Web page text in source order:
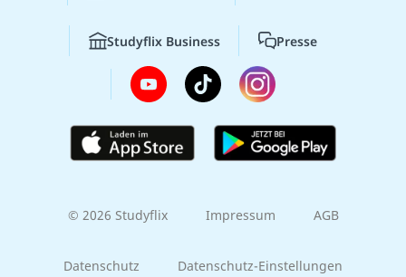
Studyflix Business Presse
© 2026 Studyflix Impressum AGB
Datenschutz Datenschutz-Einstellungen